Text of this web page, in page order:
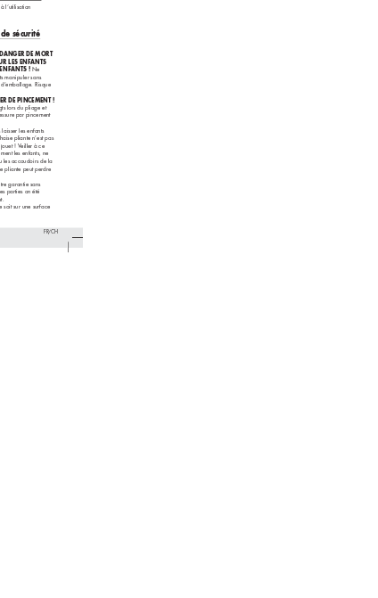
FR/CH
l‘utilisation
sécurité
DANGER DE MORT
LES ENFANTS
! Ne
manipuler sans
Risque
DE PINCEMENT !
lors du pliage et
par pincement
laisser les enfants
pliante n’est pas
! Veiller à ce
les enfants, ne
les accoudoirs de la
pliante peut perdre
garantie sans
parties on été
soit sur une surface